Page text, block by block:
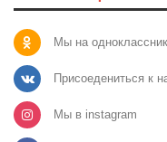
Мы на
Присоедениться к
Мы в instagram